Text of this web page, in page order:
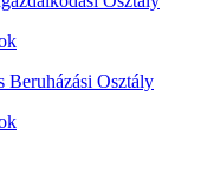
Beruházási Osztály